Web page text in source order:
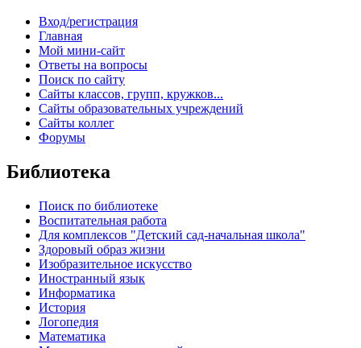
Вход/регистрация
Главная
Мой мини-сайт
Ответы на вопросы
Поиск по сайту
Сайты классов, групп, кружков...
Сайты образовательных учреждений
Сайты коллег
Форумы
Библиотека
Поиск по библиотеке
Воспитательная работа
Для комплексов "Детский сад-начальная школа"
Здоровый образ жизни
Изобразительное искусство
Иностранный язык
Информатика
История
Логопедия
Математика